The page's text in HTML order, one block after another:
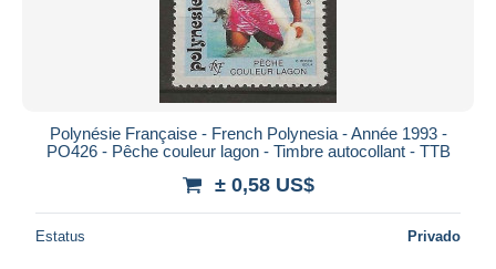
Polynésie Française - French Polynesia - Année 1993 -
PO426 - Pêche couleur lagon - Timbre autocollant - TTB
± 0,58 US$
Estatus Privado